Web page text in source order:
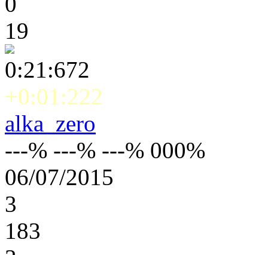
19
0:21:672
+0:01:222
alka_zero
---% ---% ---% 000%
06/07/2015
3
183